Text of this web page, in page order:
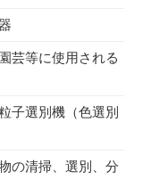
芸等に使用される
子選別機（色選別
の清掃、選別、分